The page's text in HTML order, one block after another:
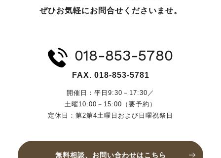
ぜひお気軽にお問合せくださいませ。
018-853-5780
FAX. 018-853-5781
開催日：平日9:30－17:30／
土曜10:00－15:00（要予約）
定休日：第2第4土曜日および日曜祝祭日
無料相談、お問い合わせはこちら